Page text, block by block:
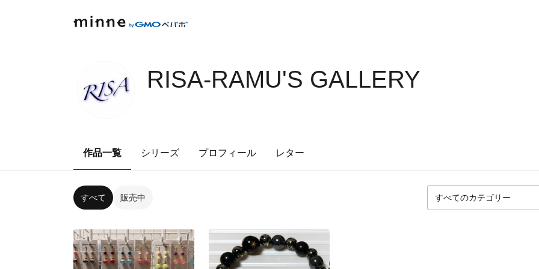
RISA-RAMU'S GALLERY
作品一覧 シリーズ プロフィール レター
すべて 販売中